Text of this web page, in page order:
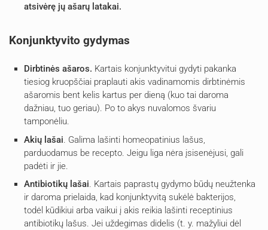
atsivėrę jų ašarų latakai.
Konjunktyvito gydymas
Dirbtinės ašaros. Kartais konjunktyvitui gydyti pakanka
tiesiog kruopščiai praplauti akis vadinamomis dirbtinėmis
ašaromis bent kelis kartus per dieną (kuo tai daroma
dažniau, tuo geriau). Po to akys nuvalomos švariu
tamponėliu.
Akių lašai. Galima lašinti homeopatinius lašus,
parduodamus be recepto. Jeigu liga nėra įsisenėjusi, gali
padėti ir jie.
Antibiotikų lašai. Kartais paprastų gydymo būdų neužtenka
ir daroma prielaida, kad konjunktyvitą sukėlė bakterijos,
todėl kūdikiui arba vaikui į akis reikia lašinti receptinius
antibiotikų lašus. Jei uždegimas didelis (t. y. mažyliui dėl